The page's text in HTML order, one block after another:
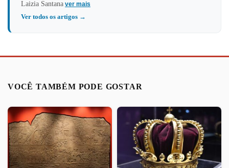
Laizia Santana ver mais
Ver todos os artigos →
VOCÊ TAMBÉM PODE GOSTAR